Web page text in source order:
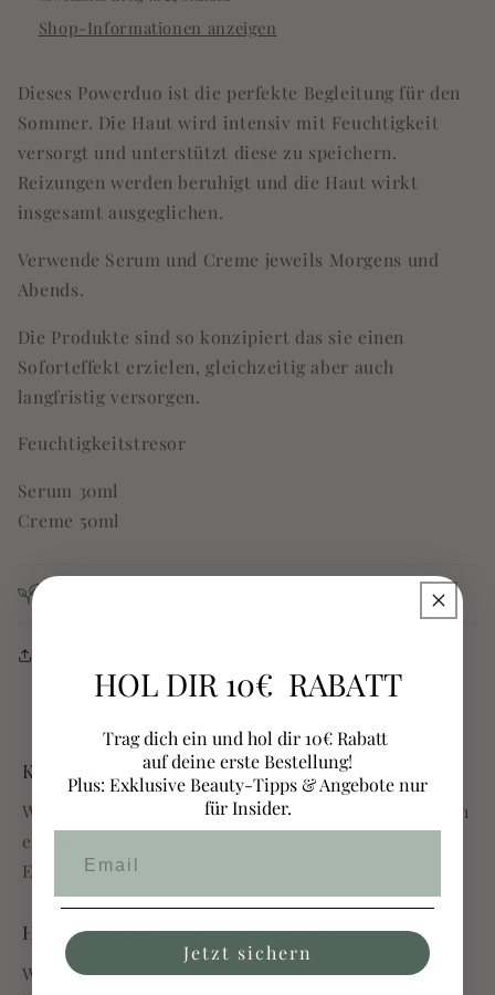
Shop-Informationen anzeigen
Dieses Powerduo ist die perfekte Begleitung für den
Sommer. Die Haut wird intensiv mit Feuchtigkeit
versorgt und unterstützt diese zu speichern.
Reizungen werden beruhigt und die Haut wirkt
insgesamt ausgeglichen.
Verwende Serum und Creme jeweils Morgens und
Abends.
Die Produkte sind so konzipiert das sie einen
Soforteffekt erzielen, gleichzeitig aber auch
langfristig versorgen.
Feuchtigkeitstresor
Serum 30ml
Creme 50ml
Kostenloser Versand ab 49 Euro
Wir freuen uns auf deine Bestellung! Als Dankeschön
erhältst du kostenlosen Versand, ab einem
Einkaufswert von 49 Euro.
Hochwertige Kosmetik aus Bayern
Wir Entwickeln und Produzieren in Bayern. Altes
HOL DIR 10€ RABATT
Trag dich ein und hol dir 10€ Rabatt
auf deine erste Bestellung!
Plus: Exklusive Beauty-Tipps & Angebote nur
für Insider.
Jetzt sichern